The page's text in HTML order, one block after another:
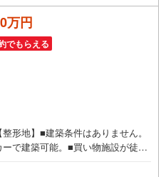
万円
でもらえる
形地】■建築条件はありません。
で建築可能。■買い物施設が徒歩